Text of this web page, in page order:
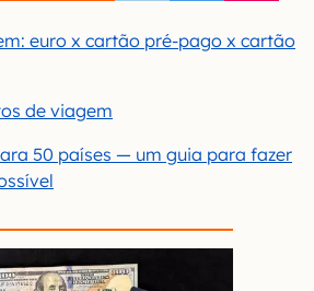
euro x cartão pré-pago x cartão
de viagem
50 países — um guia para fazer